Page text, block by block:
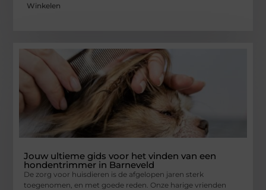
Winkelen
Jouw ultieme gids voor het vinden van een
hondentrimmer in Barneveld
De zorg voor huisdieren is de afgelopen jaren sterk
toegenomen, en met goede reden. Onze harige vrienden